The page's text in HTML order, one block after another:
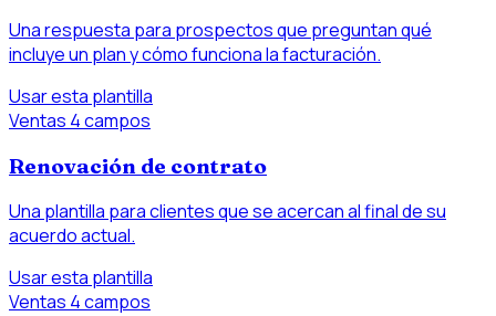
Una respuesta para prospectos que preguntan qué
incluye un plan y cómo funciona la facturación.
Usar esta plantilla
Ventas 4 campos
Renovación de contrato
Una plantilla para clientes que se acercan al final de su
acuerdo actual.
Usar esta plantilla
Ventas 4 campos